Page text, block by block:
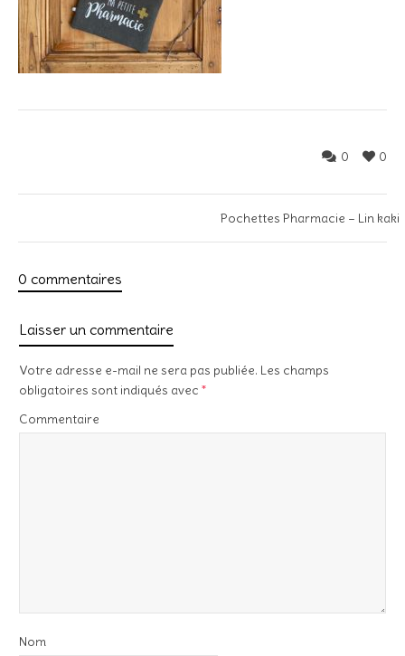
0
0
Pochettes Pharmacie – Lin kaki
0 commentaires
Laisser un commentaire
Votre adresse e-mail ne sera pas publiée. Les champs
obligatoires sont indiqués avec *
Commentaire
Nom